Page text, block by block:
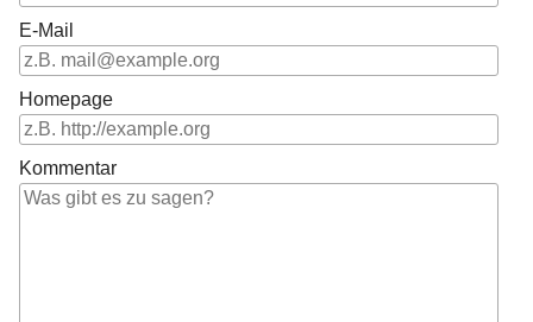
E-Mail
Homepage
Kommentar